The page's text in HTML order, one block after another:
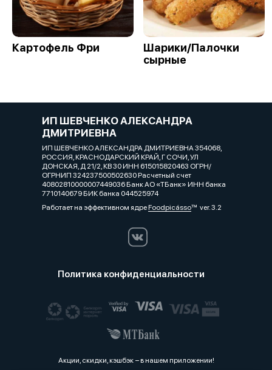
Картофель Фри
Шарики/Палочки
сырные
ИП ШЕВЧЕНКО АЛЕКСАНДРА
ДМИТРИЕВНА
ИП ШЕВЧЕНКО АЛЕКСАНДРА ДМИТРИЕВНА 354068,
РОССИЯ, КРАСНОДАРСКИЙ КРАЙ, Г СОЧИ, УЛ
ДОНСКАЯ, Д 21/2, КВ 30 ИНН 615015820463 ОГРН/
ОГРНИП 324237500502630 Расчетный счет
40802810000007449036 Банк АО «ТБанк» ИНН банка
7710140679 БИК банка 044525974
Работает на эффективном ядреFoodpicássover. 3.2
Политика конфиденциальности
Акции, скидки, кэшбэк − в нашем приложении!